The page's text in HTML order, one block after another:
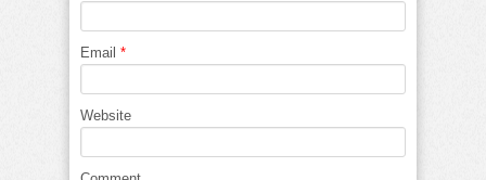
Email *
Website